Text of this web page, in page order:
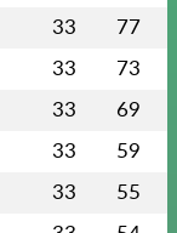
33 77
33 73
33 69
33 59
33 55